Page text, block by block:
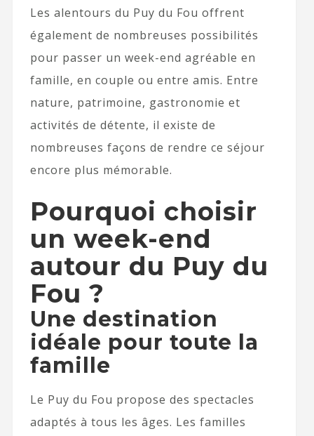
Les alentours du Puy du Fou offrent
également de nombreuses possibilités
pour passer un week-end agréable en
famille, en couple ou entre amis. Entre
nature, patrimoine, gastronomie et
activités de détente, il existe de
nombreuses façons de rendre ce séjour
encore plus mémorable.
Pourquoi choisir
un week-end
autour du Puy du
Fou ?
Une destination
idéale pour toute la
famille
Le Puy du Fou propose des spectacles
adaptés à tous les âges. Les familles